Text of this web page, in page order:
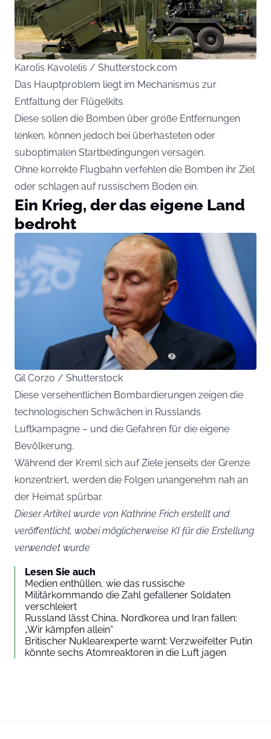
Karolis Kavolelis / Shutterstock.com
Das Hauptproblem liegt im Mechanismus zur
Entfaltung der Flügelkits.
Diese sollen die Bomben über große Entfernungen
lenken, können jedoch bei überhasteten oder
suboptimalen Startbedingungen versagen.
Ohne korrekte Flugbahn verfehlen die Bomben ihr Ziel
oder schlagen auf russischem Boden ein.
Ein Krieg, der das eigene Land
bedroht
Gil Corzo / Shutterstock
Diese versehentlichen Bombardierungen zeigen die
technologischen Schwächen in Russlands
Luftkampagne – und die Gefahren für die eigene
Bevölkerung.
Während der Kreml sich auf Ziele jenseits der Grenze
konzentriert, werden die Folgen unangenehm nah an
der Heimat spürbar.
Dieser Artikel wurde von Kathrine Frich erstellt und
veröffentlicht, wobei möglicherweise KI für die Erstellung
verwendet wurde
Lesen Sie auch
Medien enthüllen, wie das russische
Militärkommando die Zahl gefallener Soldaten
verschleiert
Russland lässt China, Nordkorea und Iran fallen:
„Wir kämpfen allein“
Britischer Nuklearexperte warnt: Verzweifelter Putin
könnte sechs Atomreaktoren in die Luft jagen